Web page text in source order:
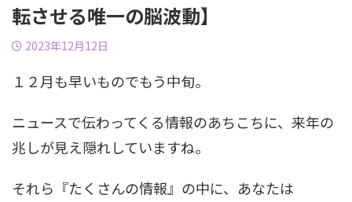
転させる唯一の脳波動】
2023年12月12日
１２月も早いものでもう中旬。
ニュースで伝わってくる情報のあちこちに、来年の
兆しが見え隠れしていますね。
それら『たくさんの情報』の中に、あなたは